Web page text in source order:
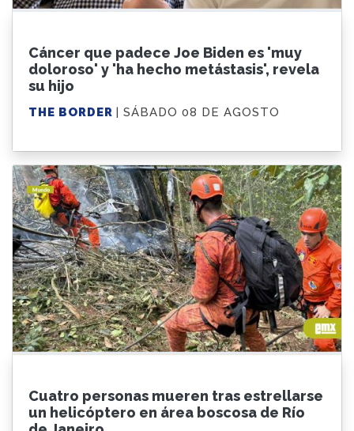
Cáncer que padece Joe Biden es 'muy
doloroso' y 'ha hecho metástasis', revela
su hijo
THE BORDER | SÁBADO 08 DE AGOSTO
Cuatro personas mueren tras estrellarse
un helicóptero en área boscosa de Río